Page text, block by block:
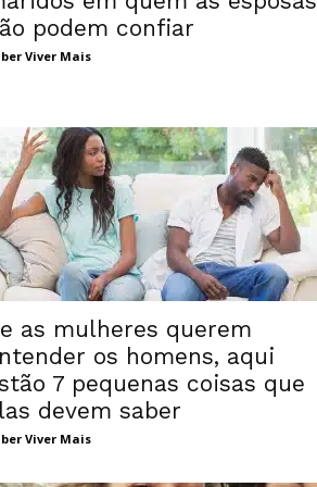
podem confiar
Viver Mais
as mulheres querem
os homens, aqui
7 pequenas coisas que
devem saber
Viver Mais